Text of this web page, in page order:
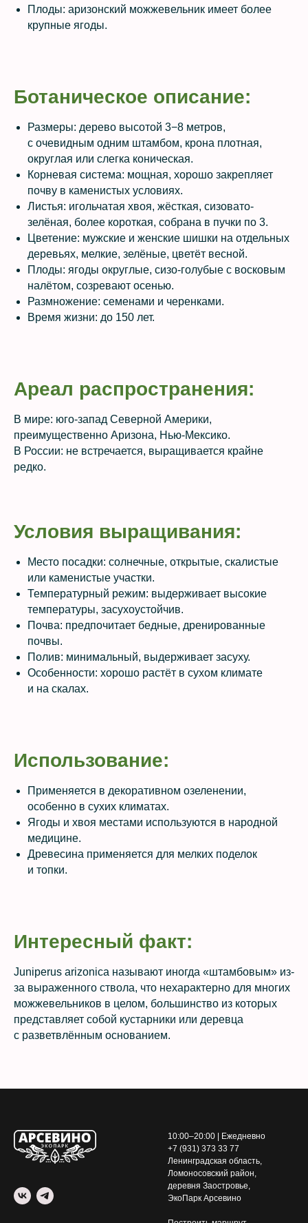
Плоды: аризонский можжевельник имеет более
крупные ягоды.
Ботаническое описание:
Размеры: дерево высотой 3−8 метров,
с очевидным одним штамбом, крона плотная,
округлая или слегка коническая.
Корневая система: мощная, хорошо закрепляет
почву в каменистых условиях.
Листья: игольчатая хвоя, жёсткая, сизовато-
зелёная, более короткая, собрана в пучки по 3.
Цветение: мужские и женские шишки на отдельных
деревьях, мелкие, зелёные, цветёт весной.
Плоды: ягоды округлые, сизо-голубые с восковым
налётом, созревают осенью.
Размножение: семенами и черенками.
Время жизни: до 150 лет.
Ареал распространения:
В мире: юго-запад Северной Америки,
преимущественно Аризона, Нью-Мексико.
В России: не встречается, выращивается крайне
редко.
Условия выращивания:
Место посадки: солнечные, открытые, скалистые
или каменистые участки.
Температурный режим: выдерживает высокие
температуры, засухоустойчив.
Почва: предпочитает бедные, дренированные
почвы.
Полив: минимальный, выдерживает засуху.
Особенности: хорошо растёт в сухом климате
и на скалах.
Использование:
Применяется в декоративном озеленении,
особенно в сухих климатах.
Ягоды и хвоя местами используются в народной
медицине.
Древесина применяется для мелких поделок
и топки.
Интересный факт:
Juniperus arizonica называют иногда «штамбовым» из-
за выраженного ствола, что нехарактерно для многих
можжевельников в целом, большинство из которых
представляет собой кустарники или деревца
с разветвлённым основанием.
10:00–20:00 | Ежедневно
+7 (931) 373 33 77
Ленинградская область,
Ломоносовский район,
деревня Заостровье,
ЭкоПарк Арсевино